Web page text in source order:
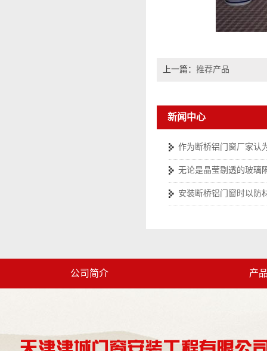
上一篇： 推荐产品
新闻中心
作为断桥铝门窗厂家认
无论是晶莹剔透的玻璃
安装断桥铝门窗时以防
公司简介 产